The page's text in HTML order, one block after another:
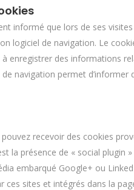
informé que lors de ses
logiciel de navigation. Le
à enregistrer des informations
navigation permet
recevoir des cookies
la présence de « social plugin
embarqué Google+ ou
ces sites et intégrés dans la